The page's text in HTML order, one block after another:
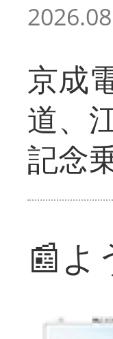
京成
道、
記念
📰よ